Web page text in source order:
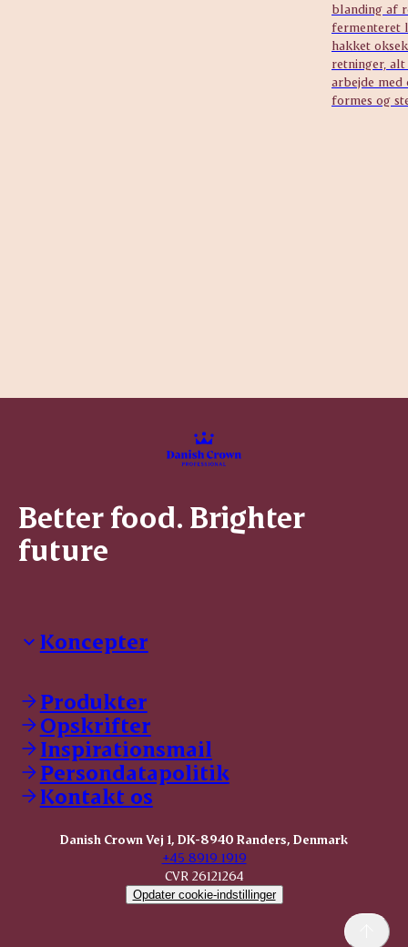
blanding af
fermenteret
hakket
retninger, alt
arbejde med
formes og
Better food. Brighter
future
Koncepter
Dyrbar
GØL
Tulip
Friland
Dansk Kødkvæg
STOLT
Dansk Kalv
KOMBI Hak
Produkter
Opskrifter
Inspirationsmail
Persondatapolitik
Kontakt os
Danish Crown Vej 1, DK-8940 Randers, Denmark
+45 8919 1919
CVR 26121264
Opdater cookie-indstillinger